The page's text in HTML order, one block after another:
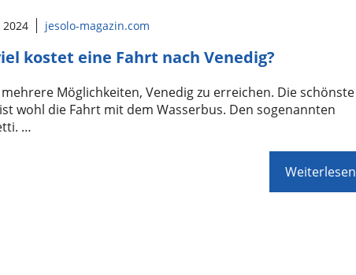
2024 jesolo-magazin.com
kostet eine Fahrt nach Venedig?
mehrere Möglichkeiten, Venedig zu erreichen. Die schönste
wohl die Fahrt mit dem Wasserbus. Den sogenannten
…
Weiterlesen